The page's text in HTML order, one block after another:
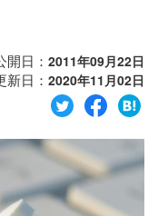
開日： 2011年09月22日
新日： 2020年11月02日